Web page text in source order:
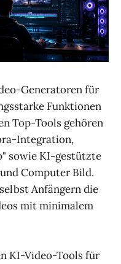
Generatoren für
Funktionen
Top-Tools gehören
Integration,
sowie KI-gestützte
Computer Bild.
Anfängern die
mit minimalem
KI-Video-Tools für